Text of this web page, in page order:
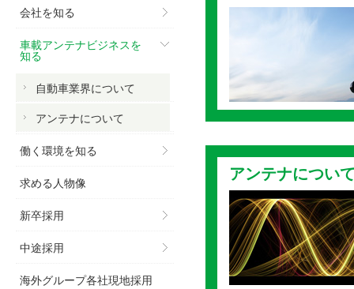
会社を知る
車載アンテナビジネスを
知る
自動車業界について
アンテナについて
働く環境を知る
求める人物像
新卒採用
中途採用
海外グループ各社現地採⽤
アンテナについ